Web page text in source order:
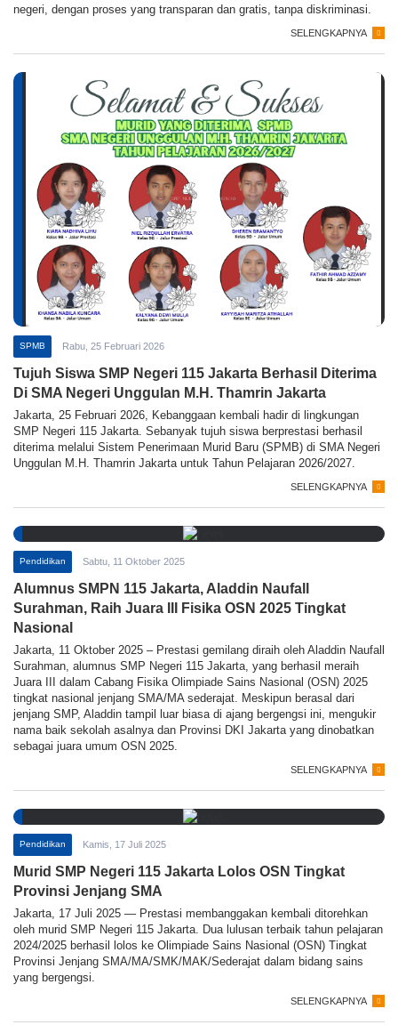
negeri, dengan proses yang transparan dan gratis, tanpa diskriminasi.
SELENGKAPNYA
SPMB Rabu, 25 Februari 2026
Tujuh Siswa SMP Negeri 115 Jakarta Berhasil Diterima
Di SMA Negeri Unggulan M.H. Thamrin Jakarta
Jakarta, 25 Februari 2026, Kebanggaan kembali hadir di lingkungan
SMP Negeri 115 Jakarta. Sebanyak tujuh siswa berprestasi berhasil
diterima melalui Sistem Penerimaan Murid Baru (SPMB) di SMA Negeri
Unggulan M.H. Thamrin Jakarta untuk Tahun Pelajaran 2026/2027.
SELENGKAPNYA
Pendidikan Sabtu, 11 Oktober 2025
Alumnus SMPN 115 Jakarta, Aladdin Naufall
Surahman, Raih Juara III Fisika OSN 2025 Tingkat
Nasional
Jakarta, 11 Oktober 2025 – Prestasi gemilang diraih oleh Aladdin Naufall
Surahman, alumnus SMP Negeri 115 Jakarta, yang berhasil meraih
Juara III dalam Cabang Fisika Olimpiade Sains Nasional (OSN) 2025
tingkat nasional jenjang SMA/MA sederajat. Meskipun berasal dari
jenjang SMP, Aladdin tampil luar biasa di ajang bergengsi ini, mengukir
nama baik sekolah asalnya dan Provinsi DKI Jakarta yang dinobatkan
sebagai juara umum OSN 2025.
SELENGKAPNYA
Pendidikan Kamis, 17 Juli 2025
Murid SMP Negeri 115 Jakarta Lolos OSN Tingkat
Provinsi Jenjang SMA
Jakarta, 17 Juli 2025 — Prestasi membanggakan kembali ditorehkan
oleh murid SMP Negeri 115 Jakarta. Dua lulusan terbaik tahun pelajaran
2024/2025 berhasil lolos ke Olimpiade Sains Nasional (OSN) Tingkat
Provinsi Jenjang SMA/MA/SMK/MAK/Sederajat dalam bidang sains
yang bergengsi.
SELENGKAPNYA